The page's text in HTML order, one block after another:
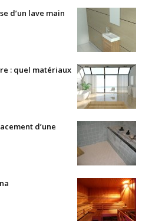
d’un lave main
: quel matériaux
d’une